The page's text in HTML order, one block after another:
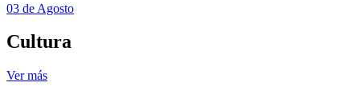
03 de Agosto
Cultura
Ver más